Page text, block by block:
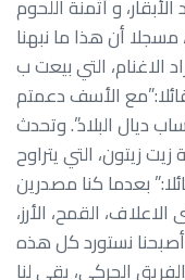
و أثمنة اللحوم
120 و 130 درهم، مسجلا أن هذا ما نبهنا
الاغنام، التي بيعت ب
أدنى قائلا:”مع الأسف دعمتم
ديال البلاد”. وتحدث
زيتون، التي يتراوح
و120 درهم، قائلا:” بعدما كنا مصدرين
القمح، الأرز،
نستورد كل هذه
الحركي، يقي لنا